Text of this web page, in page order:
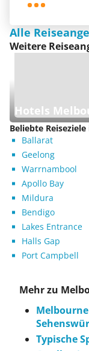
Alle
Weitere
Hotels
Beliebte
Ballarat
Geelong
Warrnambool
Apollo Bay
Mildura
Bendigo
Lakes Entrance
Halls Gap
Port Campbell
Mehr zu
Typische